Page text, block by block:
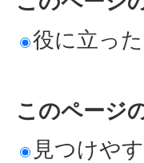
役に立った
このページ
見つけや